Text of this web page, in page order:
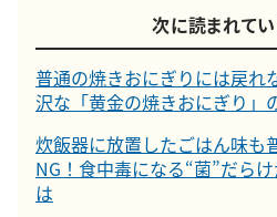
次に読まれて
普通の焼きおにぎりには戻れ
沢な「黄金の焼きおにぎり」
炊飯器に放置したごはん味も
NG！食中毒になる“菌”だら
は